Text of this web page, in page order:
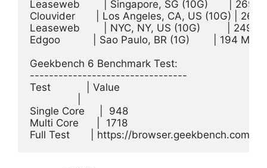
Leaseweb        | Singapore, SG (10G)       |
Clouvider       | Los Angeles, CA, US (10G) |
Leaseweb        | NYC, NY, US (10G)         |
Edgoo           | Sao Paulo, BR (1G)        | 194
Geekbench 6 Benchmark Test:
---------------------------------
Test            | Value
Single Core     |  948
Multi Core      |  1718